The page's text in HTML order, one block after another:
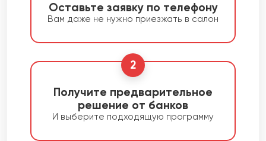
Оставьте заявку по телефону
Вам даже не нужно приезжать в салон
2
Получите предварительное
решение от банков
И выберите подходящую программу